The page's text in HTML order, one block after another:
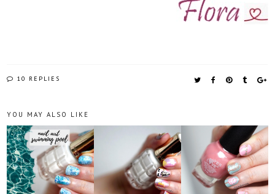
10 REPLIES
YOU MAY ALSO LIKE